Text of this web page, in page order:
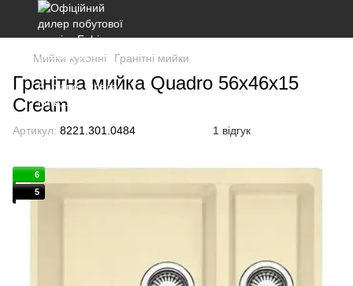
Мийки кухонні Гранітні мийки
Гранітна мийка Quadro 56x46x15
Cream
Артикул: 8221.301.0484 1 відгук
6
5